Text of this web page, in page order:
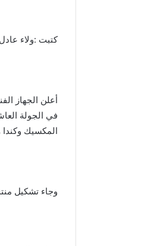
كتبت :ولاء عادل
أعلن الجهاز
في الجولة
المكسيك وكندا
وجاء تشكيل